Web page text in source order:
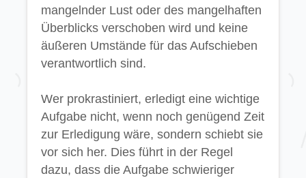
mangelnder Lust oder des mangelhaften
Überblicks verschoben wird und keine
äußeren Umstände für das Aufschieben
verantwortlich sind.
Wer prokrastiniert, erledigt eine wichtige
Aufgabe nicht, wenn noch genügend Zeit
zur Erledigung wäre, sondern schiebt sie
vor sich her. Dies führt in der Regel
dazu, dass die Aufgabe schwieriger